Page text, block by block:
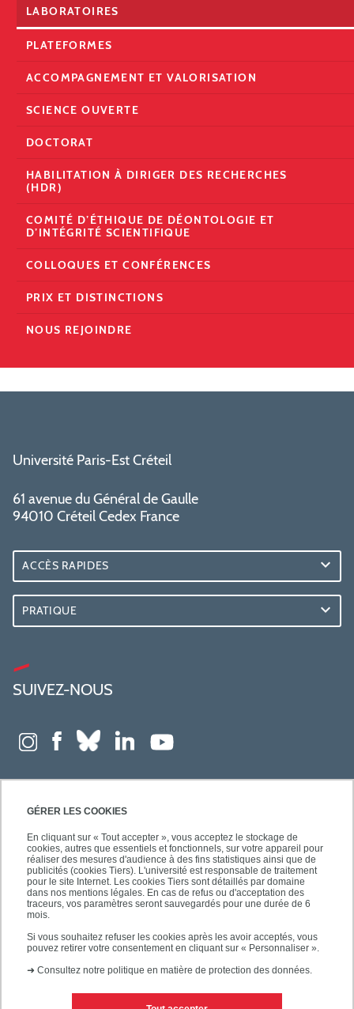
GÉRER LES COOKIES
En cliquant sur « Tout accepter », vous acceptez le stockage de
cookies, autres que essentiels et fonctionnels, sur votre appareil pour
réaliser des mesures d'audience à des fins statistiques ainsi que de
publicités (cookies Tiers). L'université est responsable de traitement
pour le site Internet. Les cookies Tiers sont détaillés par domaine
dans nos mentions légales. En cas de refus ou d'acceptation des
traceurs, vos paramètres seront sauvegardés pour une durée de 6
mois.
Si vous souhaitez refuser les cookies après les avoir acceptés, vous
pouvez retirer votre consentement en cliquant sur « Personnaliser ».
➜ Consultez notre politique en matière de protection des données.
LABORATOIRES
PLATEFORMES
ACCOMPAGNEMENT ET VALORISATION
SCIENCE OUVERTE
DOCTORAT
HABILITATION À DIRIGER DES RECHERCHES
(HDR)
COMITÉ D’ÉTHIQUE DE DÉONTOLOGIE ET
D’INTÉGRITÉ SCIENTIFIQUE
COLLOQUES ET CONFÉRENCES
PRIX ET DISTINCTIONS
NOUS REJOINDRE
Université Paris-Est Créteil
61 avenue du Général de Gaulle
94010 Créteil Cedex France
ACCÈS RAPIDES
PRATIQUE
SUIVEZ-NOUS